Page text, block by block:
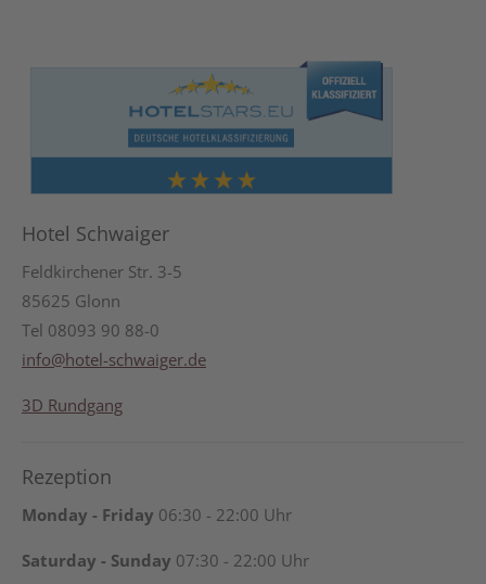
Hotel Schwaiger
Feldkirchener Str. 3-5
85625 Glonn
Tel 08093 90 88-0
info@hotel-schwaiger.de
3D Rundgang
Rezeption
Monday - Friday 06:30 - 22:00 Uhr
Saturday - Sunday 07:30 - 22:00 Uhr